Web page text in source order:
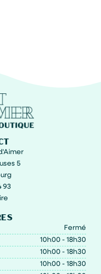
5
93
Fermé
10h00 - 18h30
10h00 - 18h30
10h00 - 18h30